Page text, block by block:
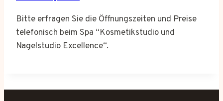
Bitte erfragen Sie die Öffnungszeiten und Preise
telefonisch beim Spa “Kosmetikstudio und
Nagelstudio Excellence“.